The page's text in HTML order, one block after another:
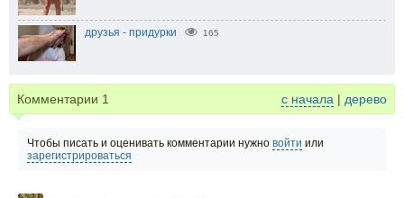
друзья - придурки 165
Комментарии 1 с начала | дерево
Чтобы писать и оценивать комментарии нужно войти или
зарегистрироваться